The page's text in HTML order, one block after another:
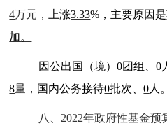
4万元， 上涨3.33%，主要原因是
加。
因公出国（境）0团组、0
8量，国内公务接待0批次、0人。
八、2022年政府性基金预